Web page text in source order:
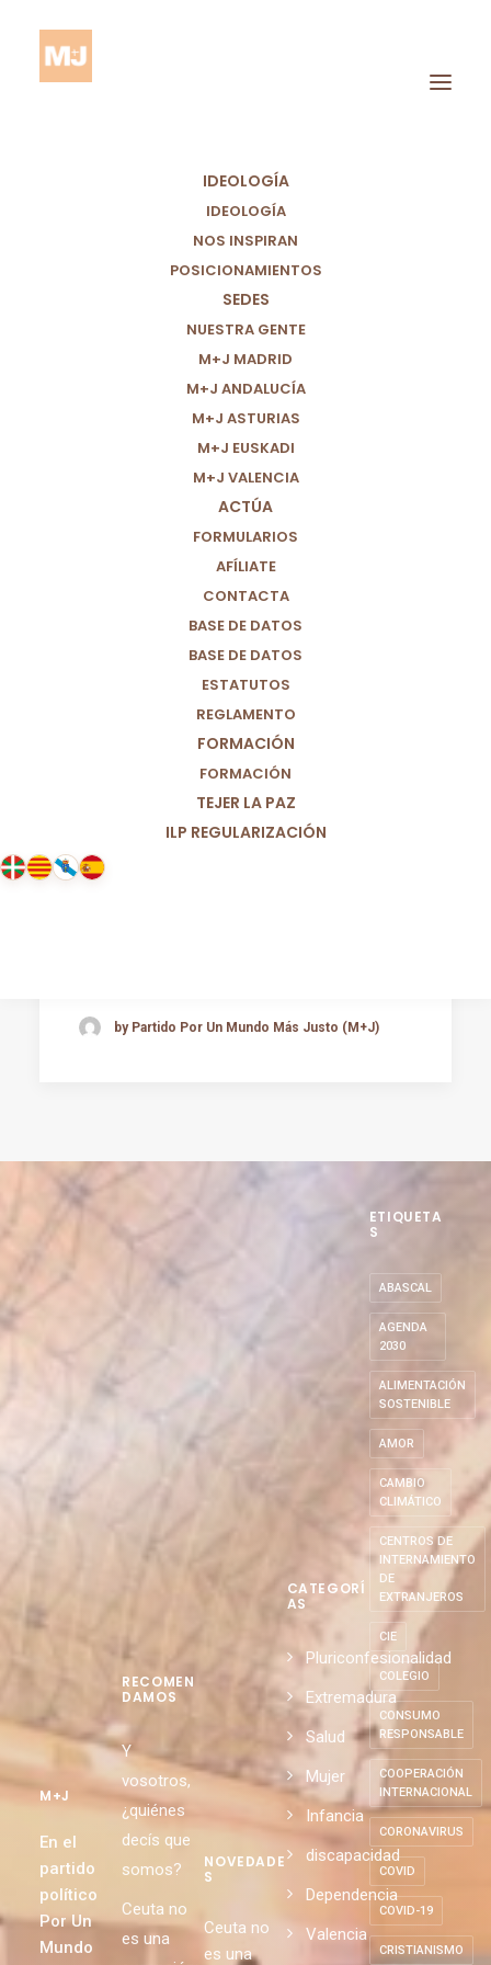
IDEOLOGÍA
IDEOLOGÍA
NOS INSPIRAN
POSICIONAMIENTOS
SEDES
NUESTRA GENTE
M+J MADRID
M+J ANDALUCÍA
M+J ASTURIAS
M+J EUSKADI
M+J VALENCIA
ACTÚA
FORMULARIOS
AFÍLIATE
CONTACTA
BASE DE DATOS
BASE DE DATOS
ESTATUTOS
REGLAMENTO
FORMACIÓN
FORMACIÓN
TEJER LA PAZ
ILP REGULARIZACIÓN
Apuesta
by Partido Por Un Mundo Más Justo (M+J)
M+J
En el
partido
político
Por Un
Mundo
RECOMEN
DAMOS
Y
vosotros,
¿quiénes
decís que
somos?
Ceuta no
es una
NOVEDADE
S
Ceuta no
es una
CATEGORÍ
AS
Pluriconfesionalidad
Extremadura
Salud
Mujer
Infancia
discapacidad
Dependencia
Valencia
ETIQUETA
S
ABASCAL
AGENDA
2030
ALIMENTACIÓN
SOSTENIBLE
AMOR
CAMBIO
CLIMÁTICO
CENTROS DE
INTERNAMIENTO
DE
EXTRANJEROS
CIE
COLEGIO
CONSUMO
RESPONSABLE
COOPERACIÓN
INTERNACIONAL
CORONAVIRUS
COVID
COVID-19
CRISTIANISMO